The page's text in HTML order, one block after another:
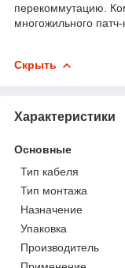
перекоммутацию.
многожильного
Скрыть
Характеристики
Основные
Тип кабеля
Тип монтажа
Назначение
Упаковка
Производитель